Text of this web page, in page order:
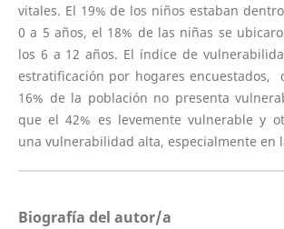
vitales. El 19% de los niños estaban
0 a 5 años, el 18% de las niñas se
los 6 a 12 años. El índice de
estratificación por hogares encuestados,
16% de la población no presenta
que el 42% es levemente vulnerable y
una vulnerabilidad alta, especialmente en
Biografía del autor/a